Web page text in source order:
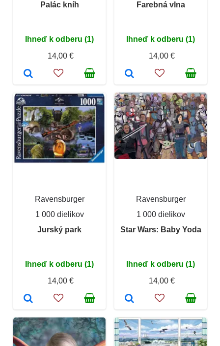
Palác kníh
Ihneď k odberu (1)
14,00 €
Farebná vlna
Ihneď k odberu (1)
14,00 €
Ravensburger
1 000 dielikov
Jurský park
Ihneď k odberu (1)
14,00 €
Ravensburger
1 000 dielikov
Star Wars: Baby Yoda
Ihneď k odberu (1)
14,00 €